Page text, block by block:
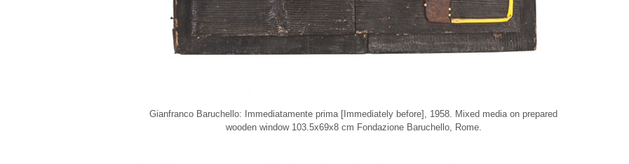
Gianfranco Baruchello: Immediatamente prima [Immediately before], 1958. Mixed media on prepared
wooden window 103.5x69x8 cm Fondazione Baruchello, Rome.